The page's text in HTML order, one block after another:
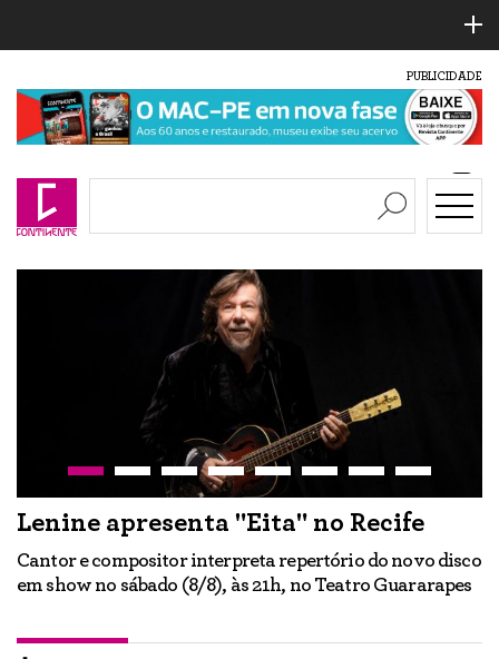
PUBLICIDADE
Lenine apresenta "Eita" no Recife
Cantor e compositor interpreta repertório do novo disco
em show no sábado (8/8), às 21h, no Teatro Guararapes